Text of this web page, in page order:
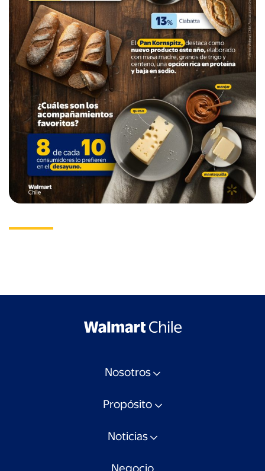
Nosotros
Propósito
Noticias